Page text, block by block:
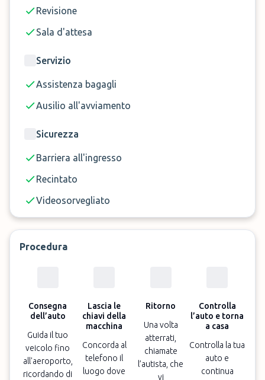
Revisione
Sala d'attesa
Servizio
Assistenza bagagli
Ausilio all'avviamento
Sicurezza
Barriera all'ingresso
Recintato
Videosorvegliato
Procedura
Consegna
dell’auto
Guida il tuo
veicolo fino
all'aeroporto,
ricordando di
Lascia le
chiavi della
macchina
Concorda al
telefono il
luogo dove
Ritorno
Una volta
atterrati,
chiamate
l’autista, che
vi
Controlla
l’auto e torna
a casa
Controlla la tua
auto e
continua